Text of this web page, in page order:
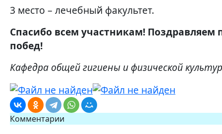
3 место – лечебный факультет.
Спасибо всем участникам!
побед!
Кафедра общей гигиены и физической
Комментарии